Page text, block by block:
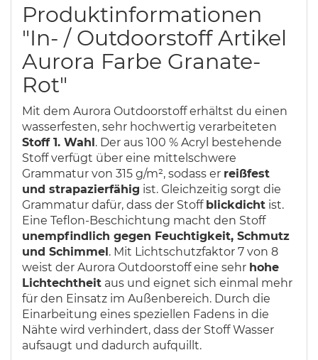
Produktinformationen
"In- / Outdoorstoff Artikel
Aurora Farbe Granate-
Rot"
Mit dem Aurora Outdoorstoff erhältst du einen
wasserfesten, sehr hochwertig verarbeiteten
Stoff 1. Wahl. Der aus 100 % Acryl bestehende
Stoff verfügt über eine mittelschwere
Grammatur von 315 g/m², sodass er reißfest
und strapazierfähig ist. Gleichzeitig sorgt die
Grammatur dafür, dass der Stoff blickdicht ist.
Eine Teflon-Beschichtung macht den Stoff
unempfindlich gegen Feuchtigkeit, Schmutz
und Schimmel. Mit Lichtschutzfaktor 7 von 8
weist der Aurora Outdoorstoff eine sehr hohe
Lichtechtheit aus und eignet sich einmal mehr
für den Einsatz im Außenbereich. Durch die
Einarbeitung eines speziellen Fadens in die
Nähte wird verhindert, dass der Stoff Wasser
aufsaugt und dadurch aufquillt.